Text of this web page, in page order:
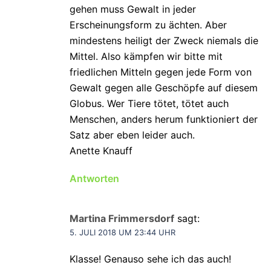
gehen muss Gewalt in jeder
Erscheinungsform zu ächten. Aber
mindestens heiligt der Zweck niemals die
Mittel. Also kämpfen wir bitte mit
friedlichen Mitteln gegen jede Form von
Gewalt gegen alle Geschöpfe auf diesem
Globus. Wer Tiere tötet, tötet auch
Menschen, anders herum funktioniert der
Satz aber eben leider auch.
Anette Knauff
Antworten
Martina Frimmersdorf sagt:
5. JULI 2018 UM 23:44 UHR
Klasse! Genauso sehe ich das auch!